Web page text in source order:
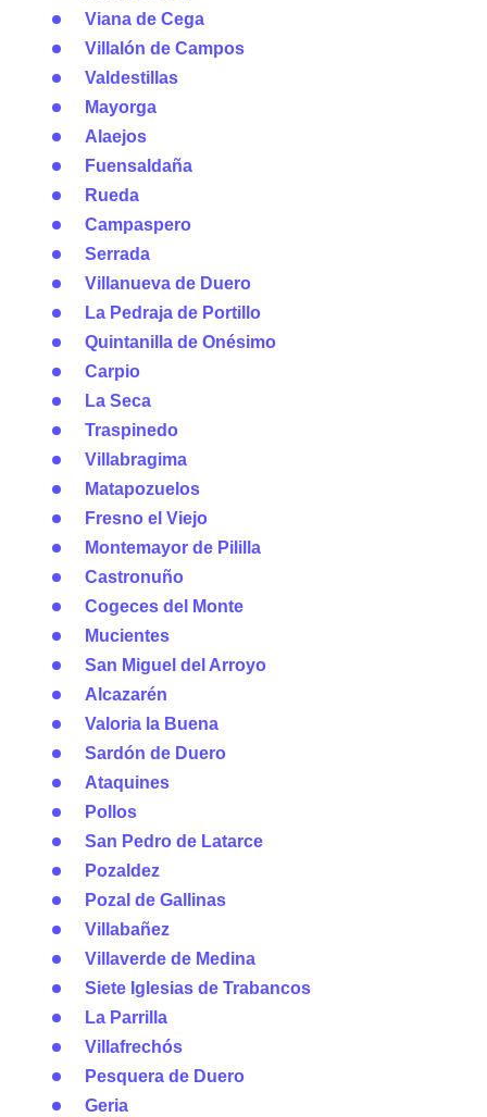
Viana de Cega
Villalón de Campos
Valdestillas
Mayorga
Alaejos
Fuensaldaña
Rueda
Campaspero
Serrada
Villanueva de Duero
La Pedraja de Portillo
Quintanilla de Onésimo
Carpio
La Seca
Traspinedo
Villabragima
Matapozuelos
Fresno el Viejo
Montemayor de Pililla
Castronuño
Cogeces del Monte
Mucientes
San Miguel del Arroyo
Alcazarén
Valoria la Buena
Sardón de Duero
Ataquines
Pollos
San Pedro de Latarce
Pozaldez
Pozal de Gallinas
Villabañez
Villaverde de Medina
Siete Iglesias de Trabancos
La Parrilla
Villafrechós
Pesquera de Duero
Geria